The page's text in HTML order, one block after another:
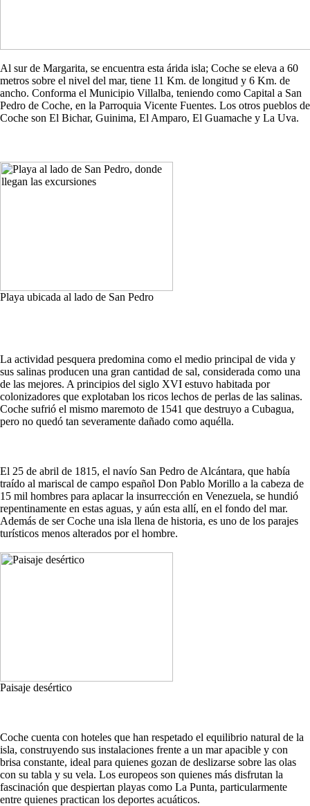
Al sur de Margarita, se encuentra esta árida isla; Coche se eleva a 60
metros sobre el nivel del mar, tiene 11 Km. de longitud y 6 Km. de
ancho. Conforma el Municipio Villalba, teniendo como Capital a San
Pedro de Coche, en la Parroquia Vicente Fuentes. Los otros pueblos de
Coche son El Bichar, Guinima, El Amparo, El Guamache y La Uva.
Playa ubicada al lado de San Pedro
La actividad pesquera predomina como el medio principal de vida y
sus salinas producen una gran cantidad de sal, considerada como una
de las mejores. A principios del siglo XVI estuvo habitada por
colonizadores que explotaban los ricos lechos de perlas de las salinas.
Coche sufrió el mismo maremoto de 1541 que destruyo a Cubagua,
pero no quedó tan severamente dañado como aquélla.
El 25 de abril de 1815, el navío San Pedro de Alcántara, que había
traído al mariscal de campo español Don Pablo Morillo a la cabeza de
15 mil hombres para aplacar la insurrección en Venezuela, se hundió
repentinamente en estas aguas, y aún esta allí, en el fondo del mar.
Además de ser Coche una isla llena de historia, es uno de los parajes
turísticos menos alterados por el hombre.
Paisaje desértico
Coche cuenta con hoteles que han respetado el equilibrio natural de la
isla, construyendo sus instalaciones frente a un mar apacible y con
brisa constante, ideal para quienes gozan de deslizarse sobre las olas
con su tabla y su vela. Los europeos son quienes más disfrutan la
fascinación que despiertan playas como La Punta, particularmente
entre quienes practican los deportes acuáticos.